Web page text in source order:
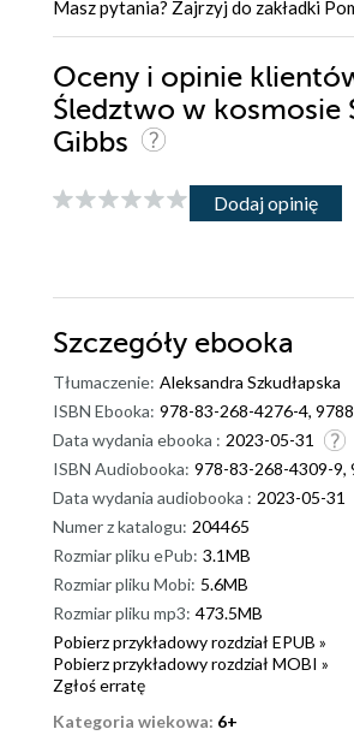
Masz pytania? Zajrzyj do zakładki
Oceny i opinie
Śledztwo w kosmosie
Gibbs
Dodaj opinię
Szczegóły ebooka
Tłumaczenie: Aleksandra Szkudłapska
ISBN Ebooka: 978-83-268-4276-4,
Data wydania ebooka : 2023-05-31
ISBN Audiobooka: 978-83-268-4309-9,
Data wydania audiobooka : 2023-05-31
Numer z katalogu: 204465
Rozmiar pliku ePub: 3.1MB
Rozmiar pliku Mobi: 5.6MB
Rozmiar pliku mp3: 473.5MB
Pobierz przykładowy rozdział EPUB »
Pobierz przykładowy rozdział MOBI »
Zgłoś erratę
Kategoria wiekowa: 6+